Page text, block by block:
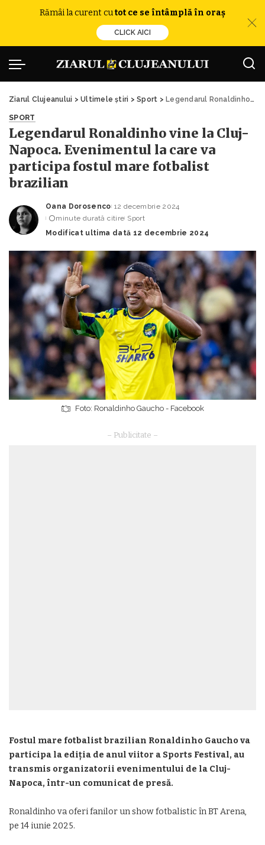
Rămâi la curent cutot ce se întâmplă în oraș
CLICK AICI
Ziarul Clujeanului >Ultimele știri >Sport > Legendarul Ronaldinho vine la Cluj-Napoca. Evenimentul la care va participa fostul mare fotbalist brazilian
SPORT
Legendarul Ronaldinho vine la Cluj-
Napoca. Evenimentul la care va
participa fostul mare fotbalist
brazilian
Posted
by
Oana Dorosenco 12 decembrie 2024
minute durată citire Sport
Modificat ultima dată 12 decembrie 2024
Foto: Ronaldinho Gaucho - Facebook
– Publicitate –
Fostul mare fotbalist brazilian Ronaldinho Gaucho va
participa la ediţia de anul viitor a Sports Festival, au
transmis organizatorii evenimentului de la Cluj-
Napoca, într-un comunicat de presă.
Ronaldinho va oferi fanilor un show fotbalistic în BT Arena,
pe 14 iunie 2025.